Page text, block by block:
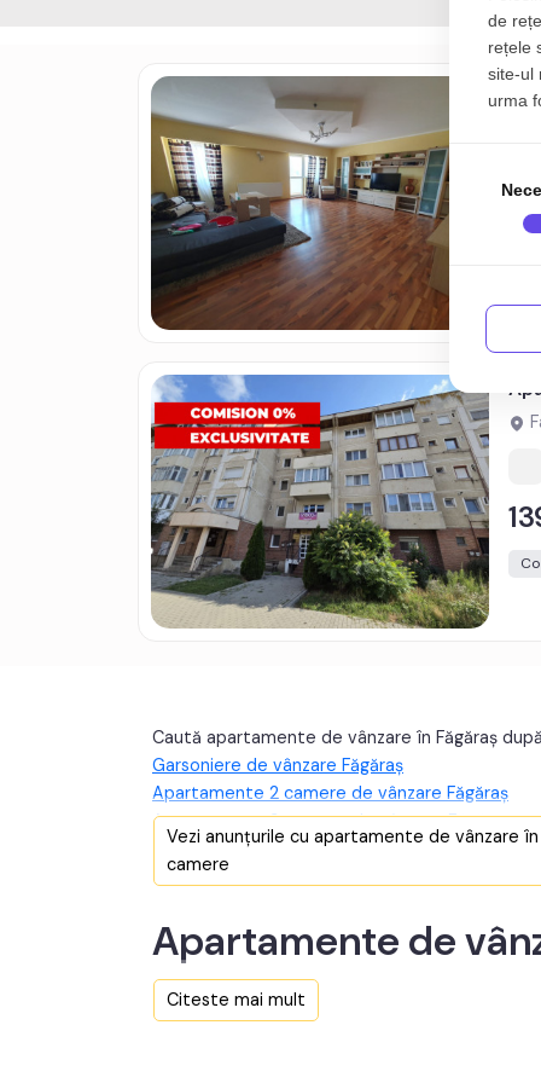
Caută apartamente de vânzare în Făgăraș
Garsoniere de vânzare Făgăraș
Apartamente 2 camere de vânzare Făgăraș
Apartamente 3 camere de vânzare Făgăraș
Vezi anunțurile cu apartamente de vânzare în
camere
Apartamente de
Citeste mai mult
de
rețele
site-ul
urma